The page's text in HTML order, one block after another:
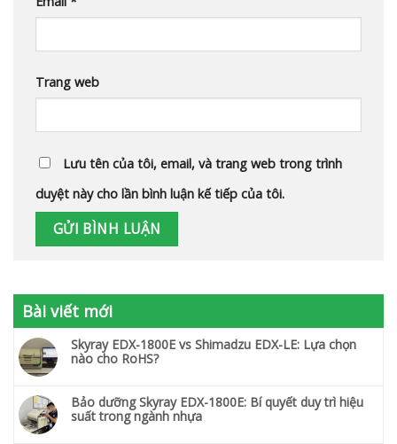
Trang web
Lưu tên của tôi, email, và trang web trong trình
duyệt này cho lần bình luận kế tiếp của tôi.
Bài viết mới
Skyray EDX-1800E vs Shimadzu EDX-LE: Lựa chọn
nào cho RoHS?
Bảo dưỡng Skyray EDX-1800E: Bí quyết duy trì hiệu
suất trong ngành nhựa